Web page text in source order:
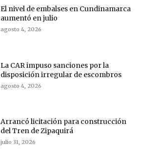
El nivel de embalses en Cundinamarca
aumentó en julio
agosto 4, 2026
La CAR impuso sanciones por la
disposición irregular de escombros
agosto 4, 2026
Arrancó licitación para construcción
del Tren de Zipaquirá
julio 31, 2026